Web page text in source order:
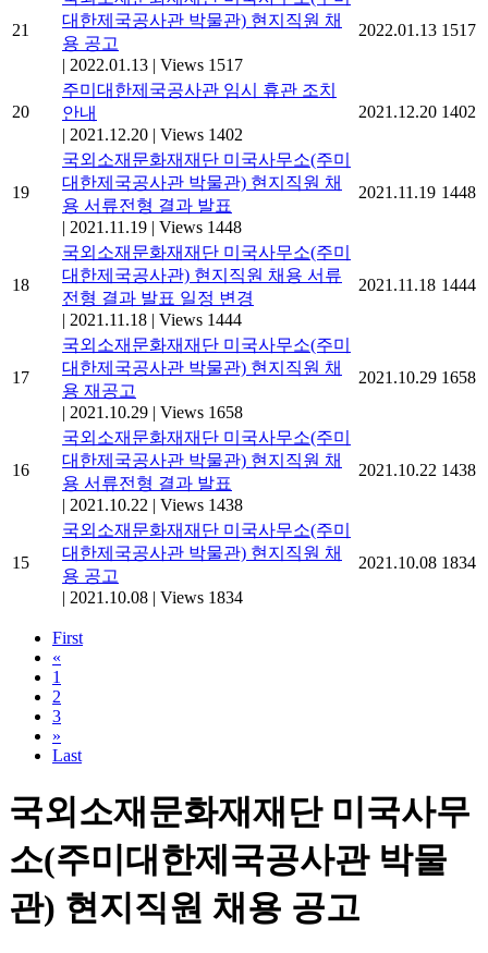
21
대한제국공사관 박물관) 현지직원 채
용 공고
| 2022.01.13 | Views 1517
2022.01.13 1517
20
주미대한제국공사관 임시 휴관 조치
안내
| 2021.12.20 | Views 1402
2021.12.20 1402
19
국외소재문화재재단 미국사무소(주미
대한제국공사관 박물관) 현지직원 채
용 서류전형 결과 발표
| 2021.11.19 | Views 1448
2021.11.19 1448
18
국외소재문화재재단 미국사무소(주미
대한제국공사관) 현지직원 채용 서류
전형 결과 발표 일정 변경
| 2021.11.18 | Views 1444
2021.11.18 1444
17
국외소재문화재재단 미국사무소(주미
대한제국공사관 박물관) 현지직원 채
용 재공고
| 2021.10.29 | Views 1658
2021.10.29 1658
16
국외소재문화재재단 미국사무소(주미
대한제국공사관 박물관) 현지직원 채
용 서류전형 결과 발표
| 2021.10.22 | Views 1438
2021.10.22 1438
15
국외소재문화재재단 미국사무소(주미
대한제국공사관 박물관) 현지직원 채
용 공고
| 2021.10.08 | Views 1834
2021.10.08 1834
First
«
1
2
3
»
Last
국외소재문화재재단 미국사무
소(주미대한제국공사관 박물
관) 현지직원 채용 공고